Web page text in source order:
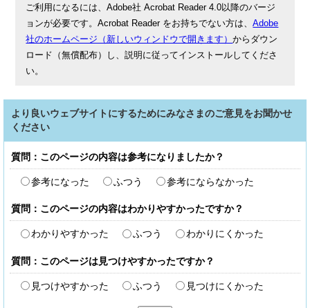
ご利用になるには、Adobe社 Acrobat Reader 4.0以降のバージ
ョンが必要です。Acrobat Reader をお持ちでない方は、Adobe
社のホームページ（新しいウィンドウで開きます）からダウン
ロード（無償配布）し、説明に従ってインストールしてくださ
い。
より良いウェブサイトにするためにみなさまのご意見をお聞かせ
ください
質問：このページの内容は参考になりましたか？
参考になった ふつう 参考にならなかった
質問：このページの内容はわかりやすかったですか？
わかりやすかった ふつう わかりにくかった
質問：このページは見つけやすかったですか？
見つけやすかった ふつう 見つけにくかった